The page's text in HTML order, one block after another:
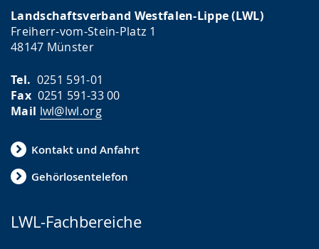
Landschaftsverband Westfalen-Lippe (LWL)
Freiherr-vom-Stein-Platz 1
48147 Münster
Tel. 0251 591-01
Fax0251 591-33 00
Mail lwl@lwl.org
Kontakt und Anfahrt
Gehörlosentelefon
LWL-Fachbereiche